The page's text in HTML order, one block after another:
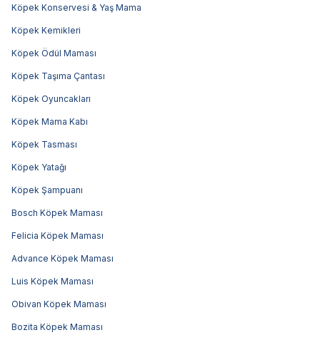
Köpek Konservesi & Yaş Mama
Köpek Kemikleri
Köpek Ödül Maması
Köpek Taşıma Çantası
Köpek Oyuncakları
Köpek Mama Kabı
Köpek Tasması
Köpek Yatağı
Köpek Şampuanı
Bosch Köpek Maması
Felicia Köpek Maması
Advance Köpek Maması
Luis Köpek Maması
Obivan Köpek Maması
Bozita Köpek Maması